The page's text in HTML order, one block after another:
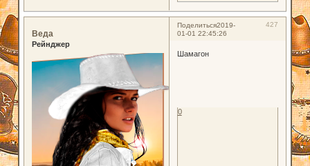
Поделиться 427
2019-
01-01 22:45:26
Веда
Рейнджер
Шамагон
0